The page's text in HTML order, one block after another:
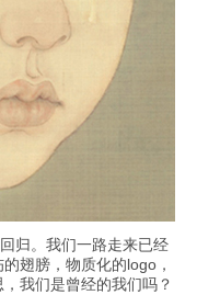
归。我们一路走来已经
翅膀，物质化的logo，
我们是曾经的我们吗？